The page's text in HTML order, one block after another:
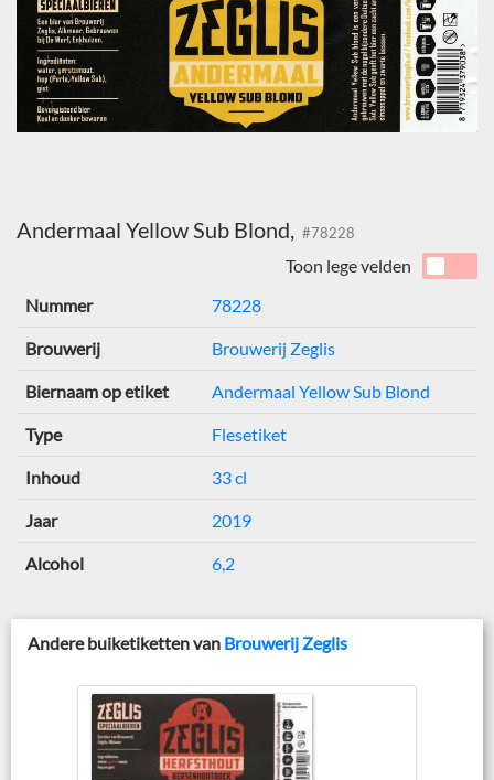
Andermaal Yellow Sub Blond, #78228
Toon lege velden
Nummer
78228
Brouwerij Brouwerij Zeglis
Biernaam op etiket Andermaal Yellow Sub Blond
Type Flesetiket
Inhoud 33 cl
Jaar 2019
Alcohol 6,2
Andere buiketiketten van Brouwerij Zeglis